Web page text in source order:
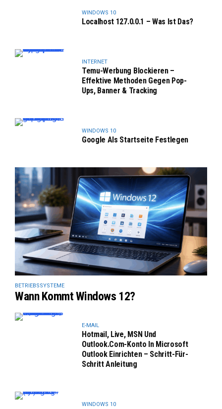
WINDOWS 10
Localhost 127.0.0.1 – Was Ist Das?
INTERNET
Temu-Werbung Blockieren –
Effektive Methoden Gegen Pop-
Ups, Banner & Tracking
WINDOWS 10
Google Als Startseite Festlegen
BETRIEBSSYSTEME
Wann Kommt Windows 12?
E-MAIL
Hotmail, Live, MSN Und
Outlook.com-Konto In Microsoft
Outlook Einrichten – Schritt-Für-
Schritt Anleitung
WINDOWS 10